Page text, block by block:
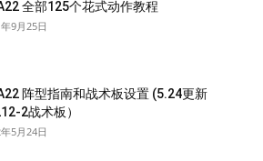
全部125个花式动作教程
9月25日
阵型指南和战术板设置 (5.24更新
2战术板）
5月24日